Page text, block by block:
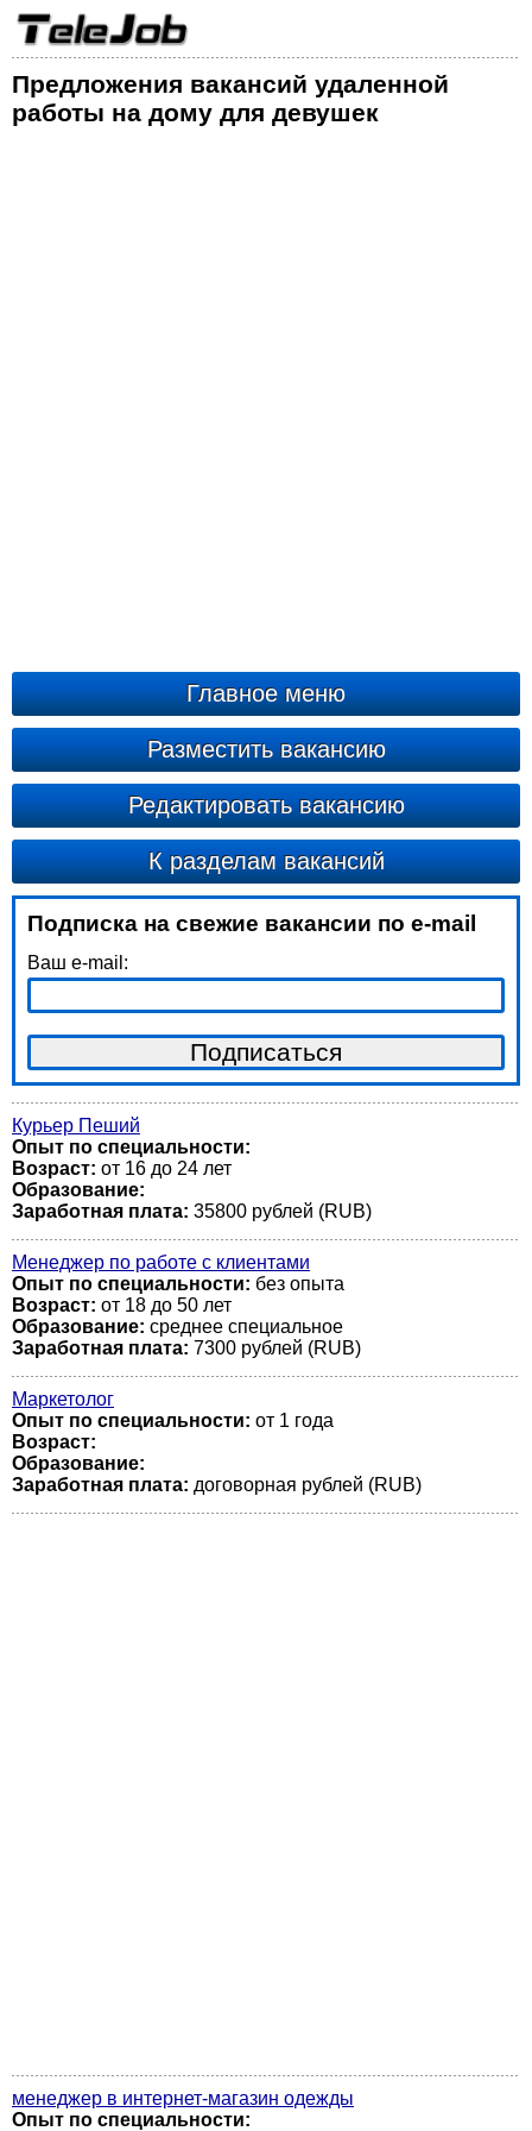
Предложения вакансий удаленной
работы на дому для девушек
Главное меню
Разместить вакансию
Редактировать вакансию
К разделам вакансий
Подписка на свежие вакансии по e-mail
Ваш e-mail:
Курьер Пеший
Опыт по специальности:
Возраст: от 16 до 24 лет
Образование:
Заработная плата: 35800 рублей (RUB)
Менеджер по работе с клиентами
Опыт по специальности: без опыта
Возраст: от 18 до 50 лет
Образование: среднее специальное
Заработная плата: 7300 рублей (RUB)
Маркетолог
Опыт по специальности: от 1 года
Возраст:
Образование:
Заработная плата: договорная рублей (RUB)
менеджер в интернет-магазин одежды
Опыт по специальности: